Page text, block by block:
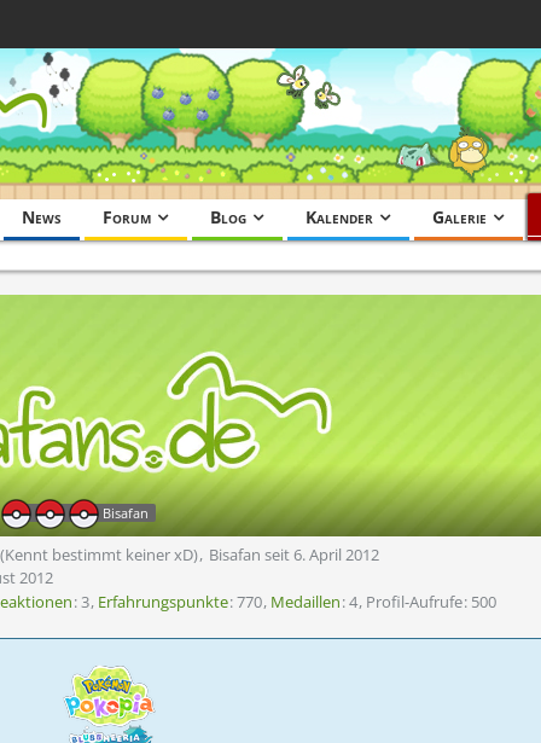
News Forum Blog Kalender Galerie
Bisafan
bestimmt keiner xD) Bisafan seit 6. April 2012
2012
3 Erfahrungspunkte 770 Medaillen 4 Profil-Aufrufe 500